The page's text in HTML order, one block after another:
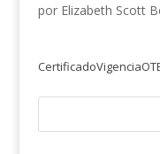
por Elizabeth Scott